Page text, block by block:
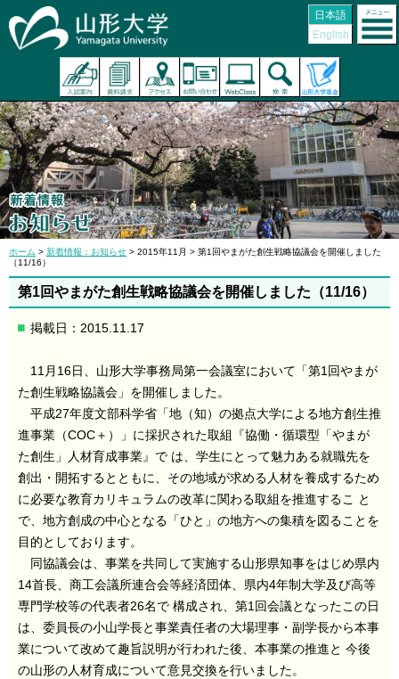
日本語
English
ホーム > 新着情報：お知らせ > 2015年11月 > 第1回やまがた創生戦略協議会を開催しました
（11/16）
第1回やまがた創生戦略協議会を開催しました（11/16）
掲載日：2015.11.17
11月16日、山形大学事務局第一会議室において「第1回やまが
た創生戦略協議会」を開催しました。
平成27年度文部科学省「地（知）の拠点大学による地方創生推
進事業（COC＋）」に採択された取組『協働・循環型「やまが
た創生」人材育成事業』で は、学生にとって魅力ある就職先を
創出・開拓するとともに、その地域が求める人材を養成するため
に必要な教育カリキュラムの改革に関わる取組を推進するこ と
で、地方創成の中心となる「ひと」の地方への集積を図ることを
目的としております。
同協議会は、事業を共同して実施する山形県知事をはじめ県内
14首長、商工会議所連合会等経済団体、県内4年制大学及び高等
専門学校等の代表者26名で 構成され、第1回会議となったこの日
は、委員長の小山学長と事業責任者の大場理事・副学長から本事
業について改めて趣旨説明が行われた後、本事業の推進と 今後
の山形の人材育成について意見交換を行いました。